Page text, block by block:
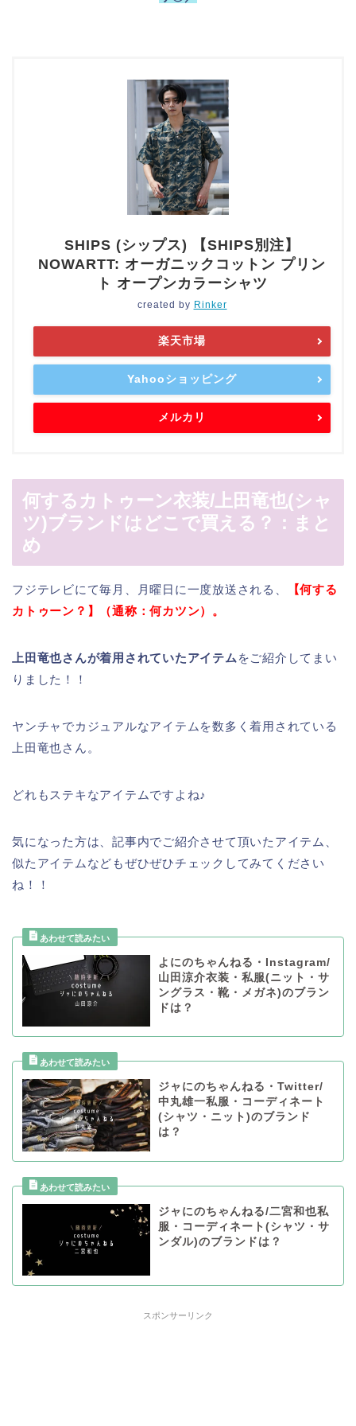
SHIPS (シップス) 【SHIPS別注】
NOWARTT: オーガニックコットン プリン
ト オープンカラーシャツ
created by Rinker
楽天市場
Yahooショッピング
メルカリ
何するカトゥーン衣装/上田竜也(シャ
ツ)ブランドはどこで買える？：まと
め
フジテレビにて毎月、月曜日に一度放送される、
【何する
カトゥーン？】（通称：何カツン）。
上田竜也さんが着用されていたアイテム をご紹介してまい
りました！！
ヤンチャでカジュアルなアイテムを数多く着用されている
上田竜也さん。
どれもステキなアイテムですよね♪
気になった方は、記事内でご紹介させて頂いたアイテム、
似たアイテムなどもぜひぜひチェックしてみてください
ね！！
よにのちゃんねる・Instagram/
山田涼介衣装・私服(ニット・サ
ングラス・靴・メガネ)のブラン
ドは？
ジャにのちゃんねる・Twitter/
中丸雄一私服・コーディネート
(シャツ・ニット)のブランド
は？
ジャにのちゃんねる/二宮和也私
服・コーディネート(シャツ・サ
ンダル)のブランドは？
スポンサーリンク